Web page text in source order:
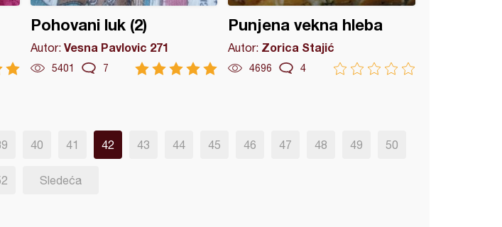
Pohovani luk (2)
Autor: Vesna Pavlovic 271
5401 7
Punjena vekna hleba
Autor: Zorica Stajić
4696 4
40 41 42 43 44 45 46 47 48 49 50
Sledeća